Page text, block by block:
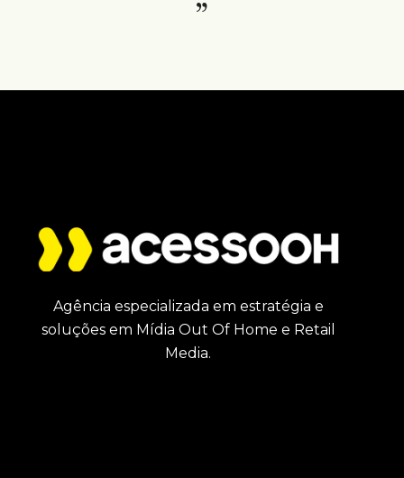
Agência especializada em estratégia e
soluções em Mídia Out Of Home e Retail
Media.